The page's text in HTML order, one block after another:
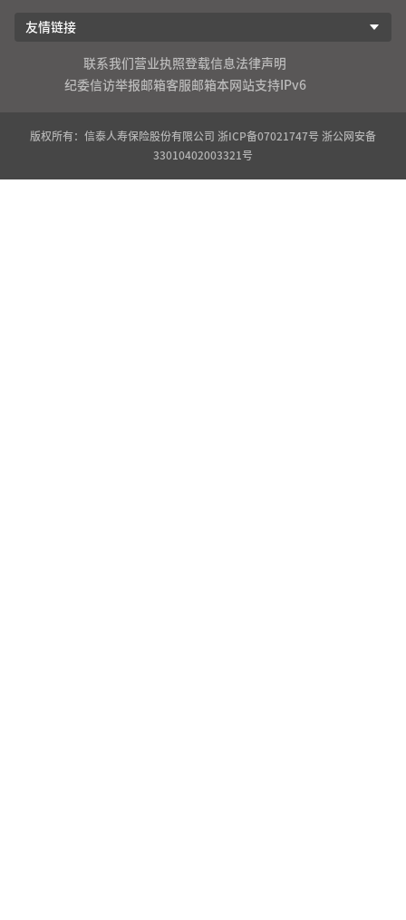
友情链接
联系我们 营业执照登载信息法律声明
纪委信访举报邮箱客服邮箱本网站支持IPv6
版权所有：信泰人寿保险股份有限公司 浙ICP备07021747号 浙公网安备
33010402003321号